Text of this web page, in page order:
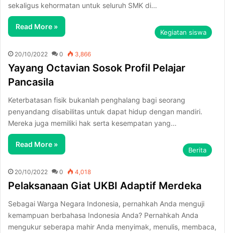
sekaligus kehormatan untuk seluruh SMK di…
Read More »
Kegiatan siswa
20/10/2022 0 3,866
Yayang Octavian Sosok Profil Pelajar
Pancasila
Keterbatasan fisik bukanlah penghalang bagi seorang
penyandang disabilitas untuk dapat hidup dengan mandiri.
Mereka juga memiliki hak serta kesempatan yang…
Read More »
Berita
20/10/2022 0 4,018
Pelaksanaan Giat UKBI Adaptif Merdeka
Sebagai Warga Negara Indonesia, pernahkah Anda menguji
kemampuan berbahasa Indonesia Anda? Pernahkah Anda
mengukur seberapa mahir Anda menyimak, menulis, membaca,